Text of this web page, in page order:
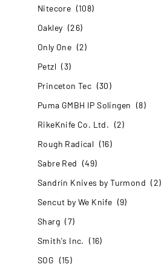
Nitecore (108)
Oakley (26)
Only One (2)
Petzl (3)
Princeton Tec (30)
Puma GMBH IP Solingen (8)
RikeKnife Co. Ltd. (2)
Rough Radical (16)
Sabre Red (49)
Sandrin Knives by Turmond (2)
Sencut by We Knife (9)
Sharg (7)
Smith's Inc.
(16)
SOG (15)